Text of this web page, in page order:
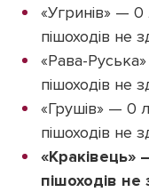
«Угринів» — 0
пішоходів не
«Рава-
пішоходів не
«Грушів» — 0
пішоходів не
«Краківець»
пішоходів не